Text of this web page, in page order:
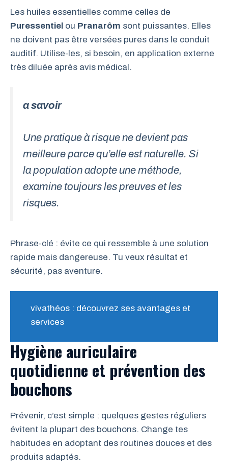
Les huiles essentielles comme celles de
Puressentiel ou Pranarôm sont puissantes. Elles
ne doivent pas être versées pures dans le conduit
auditif. Utilise-les, si besoin, en application externe
très diluée après avis médical.
a savoir
Une pratique à risque ne devient pas
meilleure parce qu’elle est naturelle. Si
la population adopte une méthode,
examine toujours les preuves et les
risques.
Phrase-clé : évite ce qui ressemble à une solution
rapide mais dangereuse. Tu veux résultat et
sécurité, pas aventure.
vivathéos : découvrez ses avantages et
services
Hygiène auriculaire
quotidienne et prévention des
bouchons
Prévenir, c’est simple : quelques gestes réguliers
évitent la plupart des bouchons. Change tes
habitudes en adoptant des routines douces et des
produits adaptés.